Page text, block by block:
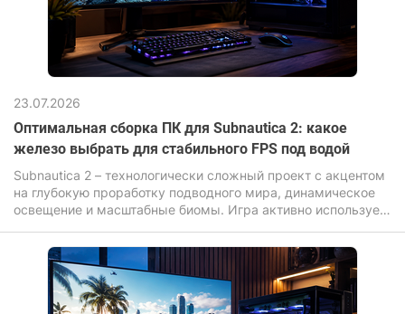
23.07.2026
Оптимальная сборка ПК для Subnautica 2: какое
железо выбрать для стабильного FPS под водой
Subnautica 2 – технологически сложный проект с акцентом
на глубокую проработку подводного мира, динамическое
освещение и масштабные биомы. Игра активно использует
сложный шейдеры воды, дальнюю прорисовку и высокую
плотность объектов, что прямо влияет на требования к
железу.